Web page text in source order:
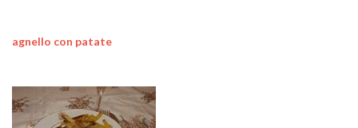
agnello con patate